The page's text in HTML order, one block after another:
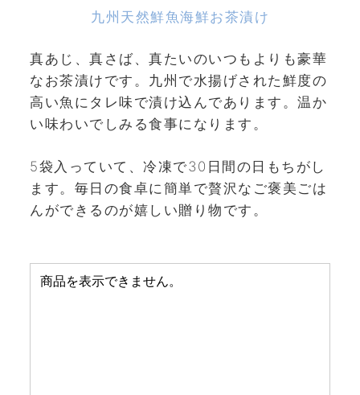
九州天然鮮魚海鮮お茶漬け
真あじ、真さば、真たいのいつもよりも豪華
なお茶漬けです。九州で水揚げされた鮮度の
高い魚にタレ味で漬け込んであります。温か
い味わいでしみる食事になります。
5袋入っていて、冷凍で30日間の日もちがし
ます。毎日の食卓に簡単で贅沢なご褒美ごは
んができるのが嬉しい贈り物です。